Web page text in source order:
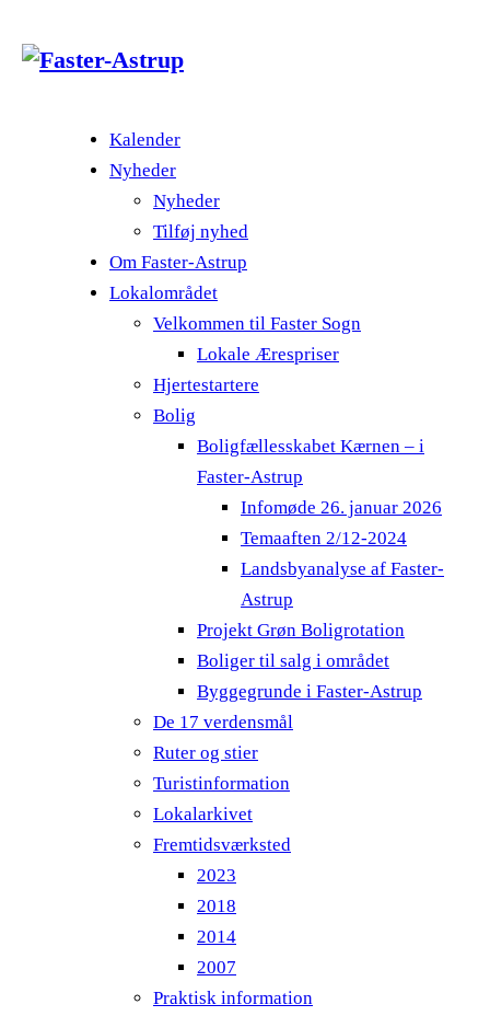
Kalender
Nyheder
Nyheder
Tilføj nyhed
Om Faster-Astrup
Lokalområdet
Velkommen til Faster Sogn
Lokale Ærespriser
Hjertestartere
Bolig
Boligfællesskabet Kærnen – i
Faster-Astrup
Infomøde 26. januar 2026
Temaaften 2/12-2024
Landsbyanalyse af Faster-
Astrup
Projekt Grøn Boligrotation
Boliger til salg i området
Byggegrunde i Faster-Astrup
De 17 verdensmål
Ruter og stier
Turistinformation
Lokalarkivet
Fremtidsværksted
2023
2018
2014
2007
Praktisk information